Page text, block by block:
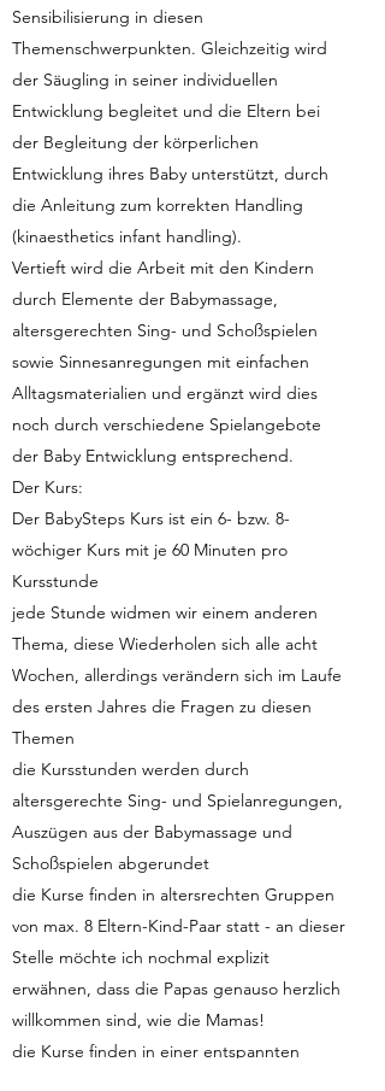
Sensibilisierung in diesen
Themenschwerpunkten. Gleichzeitig wird
der Säugling in seiner individuellen
Entwicklung begleitet und die Eltern bei
der Begleitung der körperlichen
Entwicklung ihres Baby unterstützt, durch
die Anleitung zum korrekten Handling
(kinaesthetics infant handling).
Vertieft wird die Arbeit mit den Kindern
durch Elemente der Babymassage,
altersgerechten Sing- und Schoßspielen
sowie Sinnesanregungen mit einfachen
Alltagsmaterialien und ergänzt wird dies
noch durch verschiedene Spielangebote
der Baby Entwicklung entsprechend.
Der Kurs:
Der BabySteps Kurs ist ein 6- bzw. 8-
wöchiger Kurs mit je 60 Minuten pro
Kursstunde
jede Stunde widmen wir einem anderen
Thema, diese Wiederholen sich alle acht
Wochen, allerdings verändern sich im Laufe
des ersten Jahres die Fragen zu diesen
Themen
die Kursstunden werden durch
altersgerechte Sing- und Spielanregungen,
Auszügen aus der Babymassage und
Schoßspielen abgerundet
die Kurse finden in altersrechten Gruppen
von max. 8 Eltern-Kind-Paar statt - an dieser
Stelle möchte ich nochmal explizit
erwähnen, dass die Papas genauso herzlich
willkommen sind, wie die Mamas!
die Kurse finden in einer entspannten